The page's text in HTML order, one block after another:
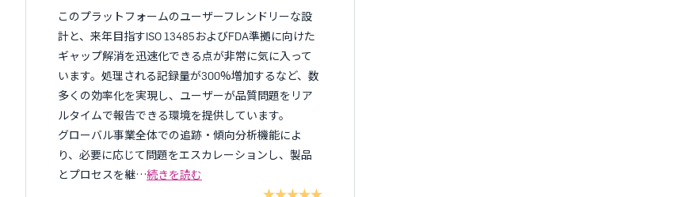
このプラットフォームのユーザーフレンドリーな設
計と、来年目指すISO 13485およびFDA準拠に向けた
ギャップ解消を迅速化できる点が非常に気に入って
います。処理される記録量が300%増加するなど、数
多くの効率化を実現し、ユーザーが品質問題をリア
ルタイムで報告できる環境を提供しています。
グローバル事業全体での追跡・傾向分析機能によ
り、必要に応じて問題をエスカレーションし、製品
とプロセスを継…続きを読む